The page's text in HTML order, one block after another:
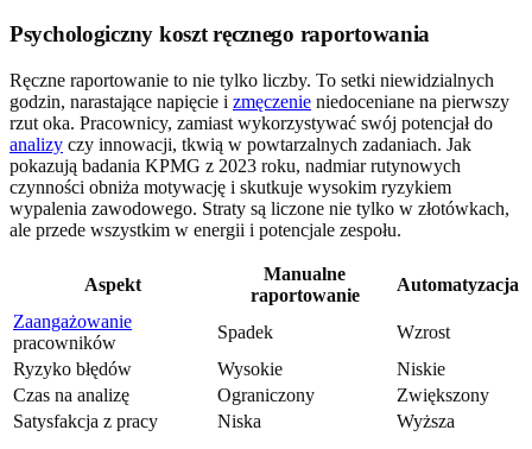
Psychologiczny koszt ręcznego raportowania
Ręczne raportowanie to nie tylko liczby. To setki niewidzialnych
godzin, narastające napięcie i zmęczenie niedoceniane na pierwszy
rzut oka. Pracownicy, zamiast wykorzystywać swój potencjał do
analizy czy innowacji, tkwią w powtarzalnych zadaniach. Jak
pokazują badania KPMG z 2023 roku, nadmiar rutynowych
czynności obniża motywację i skutkuje wysokim ryzykiem
wypalenia zawodowego. Straty są liczone nie tylko w złotówkach,
ale przede wszystkim w energii i potencjale zespołu.
Aspekt
Manualne
raportowanie
Automatyzacja
Zaangażowanie
pracowników
Spadek
Wzrost
Ryzyko błędów
Wysokie
Niskie
Czas na analizę
Ograniczony
Zwiększony
Satysfakcja z pracy
Niska Wyższa